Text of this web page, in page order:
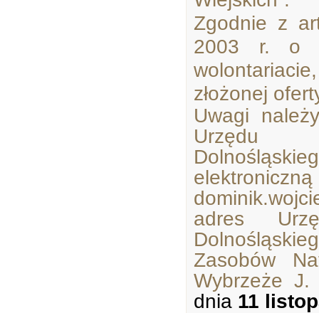
Zgodnie z
2003 r. o
złożonej
Uwagi
Urzędu
adres
Zasobów
Wybrzeże J.
dnia 11